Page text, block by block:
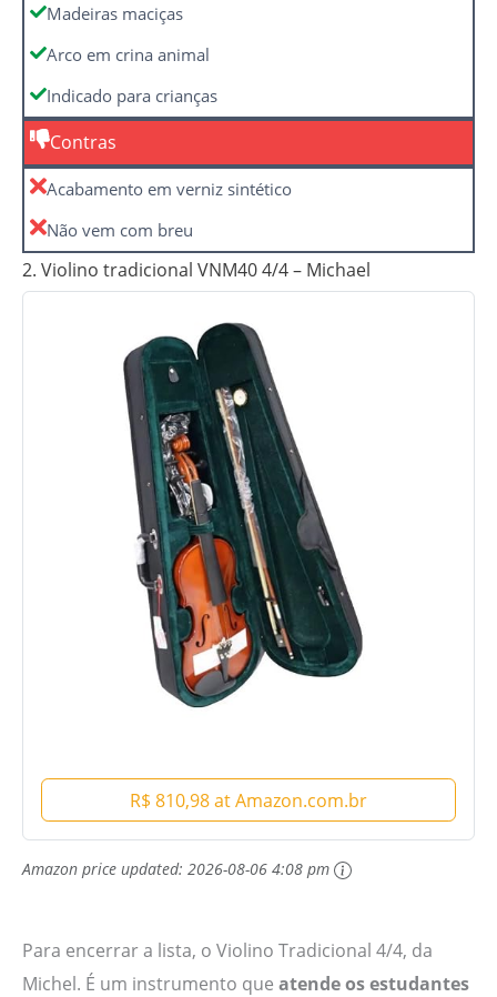
Madeiras maciças
Arco em crina animal
Indicado para crianças
Contras
Acabamento em verniz sintético
Não vem com breu
2. Violino tradicional VNM40 4/4 – Michael
R$ 810,98 at Amazon.com.br
Amazon price updated: 2026-08-06 4:08 pm
Para encerrar a lista, o Violino Tradicional 4/4, da
Michel. É um instrumento que atende os estudantes